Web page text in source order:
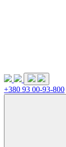
+380 93 00-93-800